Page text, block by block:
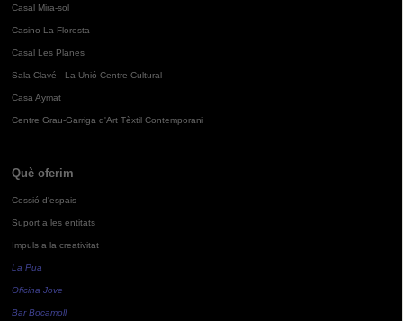
Casal Mira-sol
Casino La Floresta
Casal Les Planes
Sala Clavé - La Unió Centre Cultural
Casa Aymat
Centre Grau-Garriga d'Art Tèxtil Contemporani
Què oferim
Cessió d'espais
Suport a les entitats
Impuls a la creativitat
La Pua
Oficina Jove
Bar Bocamoll